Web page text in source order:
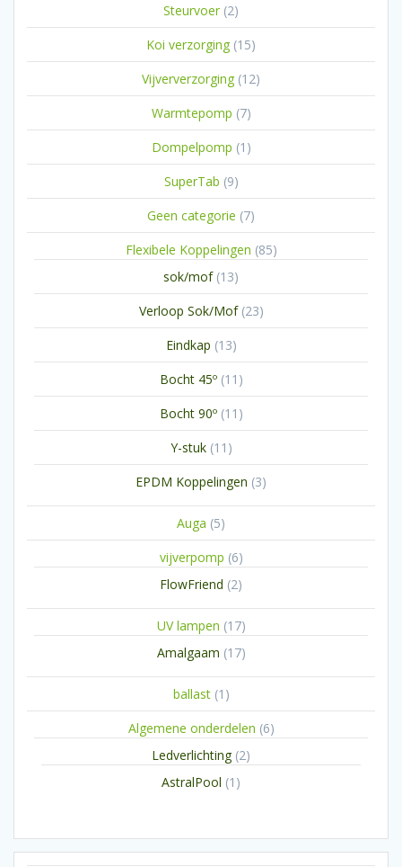
Steurvoer 22
producten
Koi verzorging 1515
producten
Vijververzorging 1212
producten
Warmtepomp 77
producten
Dompelpomp 1 1
product
SuperTab 99
producten
Geen categorie 77
producten
Flexibele Koppelingen 8585
sok/mof 1313
producten
Verloop Sok/Mof 2323
producten
Eindkap 1313
producten
Bocht 45º 11 11
producten
Bocht 90º 11 11
producten
Y-stuk 11 11
producten
EPDM Koppelingen 33
Auga 55
producten
vijverpomp 66
FlowFriend 22
UV lampen 1717
Amalgaam 1717
ballast 1 1
product
Algemene onderdelen 66
Ledverlichting 22
AstralPool 1 1